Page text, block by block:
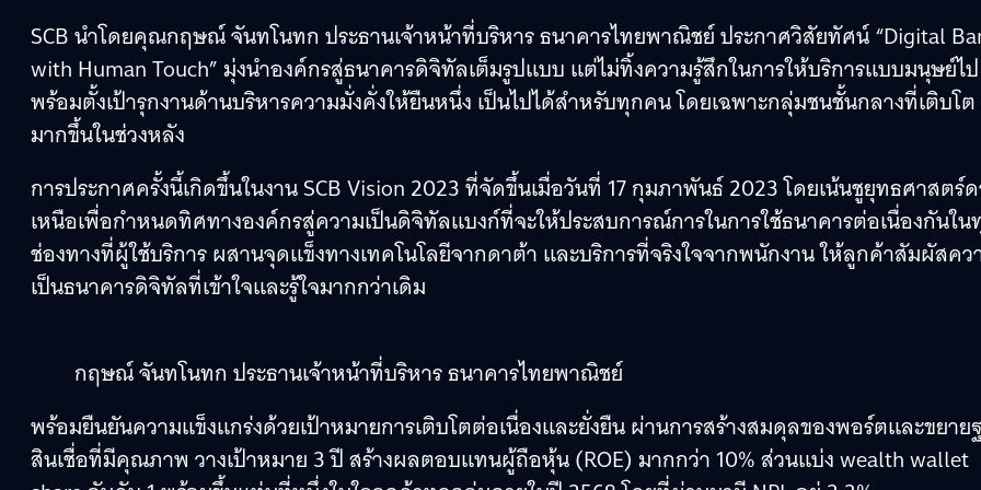
SCB นำโดยคุณกฤษณ์ จันทโนทก ประธานเจ้าหน้าที่บริหาร ธนาคารไทยพาณิชย์ ประกาศวิสัยทัศน์ “Digital
with Human Touch” มุ่งนำองค์กรสู่ธนาคารดิจิทัลเต็มรูปแบบ แต่ไม่ทิ้งความรู้สึกในการให้บริการแบบมนุษย์ไป
พร้อมตั้งเป้ารุกงานด้านบริหารความมั่งคั่งให้ยืนหนึ่ง เป็นไปได้สำหรับทุกคน โดยเฉพาะกลุ่มชนชั้นกลางที่เติบโต
มากขึ้นในช่วงหลัง
การประกาศครั้งนี้เกิดขึ้นในงาน SCB Vision 2023 ที่จัดขึ้นเมื่อวันที่ 17 กุมภาพันธ์ 2023 โดยเน้นชูยุทธศาสตร์
เหนือเพื่อกำหนดทิศทางองค์กรสู่ความเป็นดิจิทัลแบงก์ที่จะให้ประสบการณ์การในการใช้ธนาคารต่อเนื่องกันใน
ช่องทางที่ผู้ใช้บริการ ผสานจุดแข็งทางเทคโนโลยีจากดาต้า และบริการที่จริงใจจากพนักงาน ให้ลูกค้าสัมผัสคว
เป็นธนาคารดิจิทัลที่เข้าใจและรู้ใจมากกว่าเดิม
กฤษณ์ จันทโนทก ประธานเจ้าหน้าที่บริหาร ธนาคารไทยพาณิชย์
พร้อมยืนยันความแข็งแกร่งด้วยเป้าหมายการเติบโตต่อเนื่องและยั่งยืน ผ่านการสร้างสมดุลของพอร์ตและขยาย
สินเชื่อที่มีคุณภาพ วางเป้าหมาย 3 ปี สร้างผลตอบแทนผู้ถือหุ้น (ROE) มากกว่า 10% ส่วนแบ่ง wealth wallet